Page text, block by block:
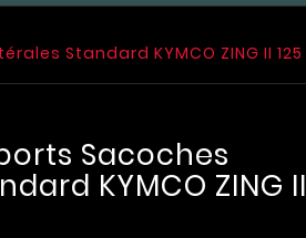
Standard KYMCO ZING II 125
Sacoches
KYMCO ZING II